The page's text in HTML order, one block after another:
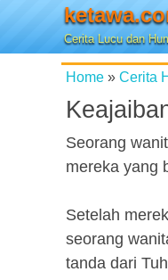
Cerita Lucu dan
Home » Cerita
Seorang
mereka yang
Setelah
seorang
tanda dari